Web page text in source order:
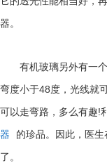
器。
有机玻璃另外有一
弯度小于48度，光线就
可以走弯路，多么有趣!
器 的珍品。因此，医
了。